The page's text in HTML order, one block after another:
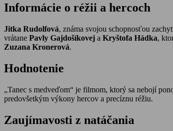
Informácie o réžii a hercoch
Jitka Rudolfová, známa svojou schopnosťou
vrátane Pavly Gajdošíkovej a Kryštofa Hádka,
Zuzana Kronerová.
Hodnotenie
„Tanec s medveďom“ je filmom, ktorý sa nebojí
predovšetkým výkony hercov a precíznu réžiu.
Zaujímavosti z natáčania